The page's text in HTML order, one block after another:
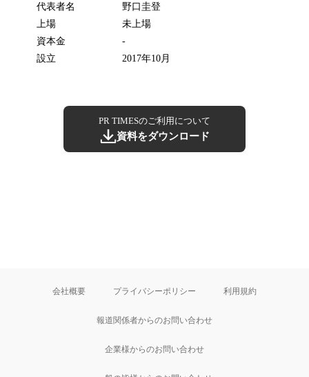
代表者名
野口圭登
上場
未上場
資本金
-
設立
2017年10月
PR TIMESのご利用について
資料をダウンロード
会社概要 プライバシーポリシー 利用規約
報道関係者からのお問い合わせ
企業様からのお問い合わせ